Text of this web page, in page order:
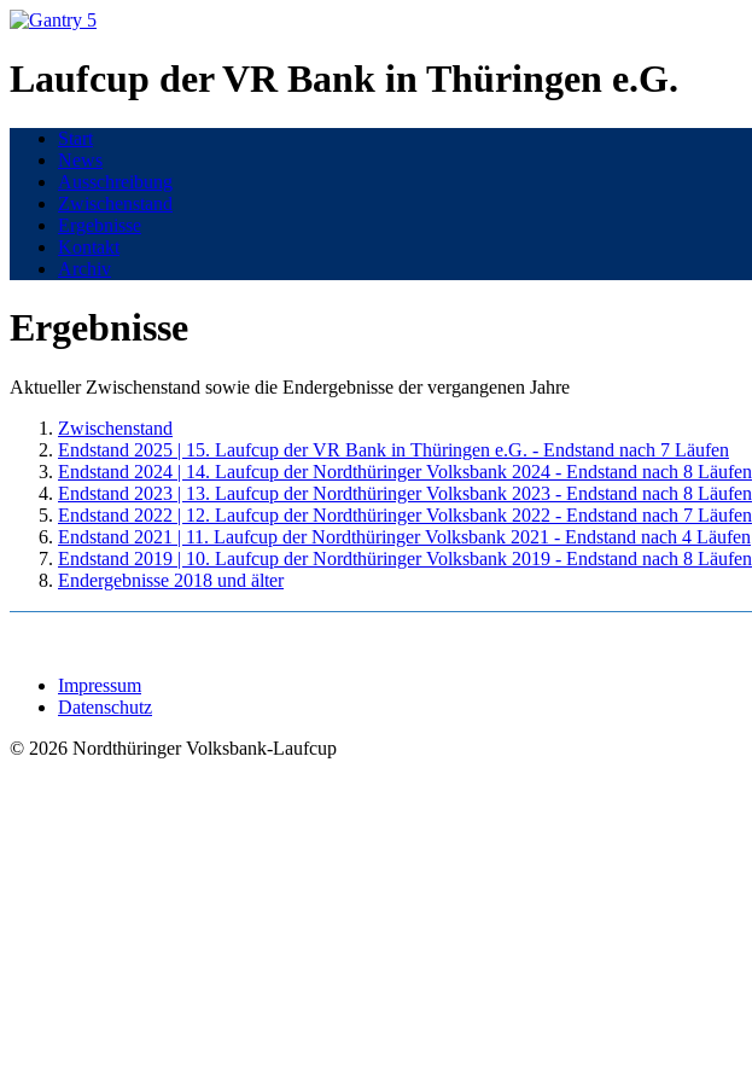
Laufcup der VR Bank in Thüringen e.G.
Start
News
Ausschreibung
Zwischenstand
Ergebnisse
Kontakt
Archiv
Ergebnisse
Aktueller Zwischenstand sowie die Endergebnisse der vergangenen Jahre
Zwischenstand
Endstand 2025 | 15. Laufcup der VR Bank in Thüringen e.G. - Endstand nach 7 Läufen
Endstand 2024 | 14. Laufcup der Nordthüringer Volksbank 2024 - Endstand nach 8 Läufen
Endstand 2023 | 13. Laufcup der Nordthüringer Volksbank 2023 - Endstand nach 8 Läufen
Endstand 2022 | 12. Laufcup der Nordthüringer Volksbank 2022 - Endstand nach 7 Läufen
Endstand 2021 | 11. Laufcup der Nordthüringer Volksbank 2021 - Endstand nach 4 Läufen
Endstand 2019 | 10. Laufcup der Nordthüringer Volksbank 2019 - Endstand nach 8 Läufen
Endergebnisse 2018 und älter
Impressum
Datenschutz
© 2026 Nordthüringer Volksbank-Laufcup